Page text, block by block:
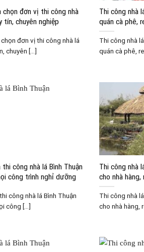
chọn đơn vị thi công nhà
tín, chuyên nghiệp
đơn vị thi công nhà lá
chuyên [...]
Thi công nhà
quán cà phê,
Thi công nhà
quán cà phê,
công nhà lá Bình Thuận
công trình nghỉ dưỡng
công nhà lá Bình Thuận
công [...]
Thi công nhà
cho nhà
Thi công nhà
cho nhà hàng,